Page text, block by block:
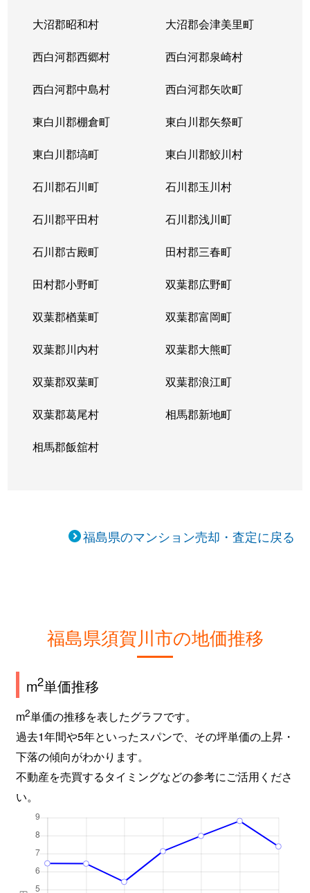
大沼郡昭和村 大沼郡会津美里町
西白河郡西郷村 西白河郡泉崎村
西白河郡中島村 西白河郡矢吹町
東白川郡棚倉町 東白川郡矢祭町
東白川郡塙町 東白川郡鮫川村
石川郡石川町 石川郡玉川村
石川郡平田村 石川郡浅川町
石川郡古殿町 田村郡三春町
田村郡小野町 双葉郡広野町
双葉郡楢葉町 双葉郡富岡町
双葉郡川内村 双葉郡大熊町
双葉郡双葉町 双葉郡浪江町
双葉郡葛尾村 相馬郡新地町
相馬郡飯舘村
福島県のマンション売却・査定に戻る
福島県須賀川市の地価推移
m2単価推移
m2単価の推移を表したグラフです。
過去1年間や5年といったスパンで、その坪単価の上昇・
下落の傾向がわかります。
不動産を売買するタイミングなどの参考にご活用くださ
い。